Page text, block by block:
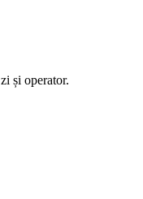
și operator.